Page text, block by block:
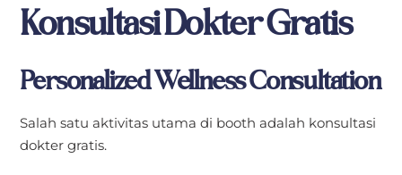
Konsultasi Dokter Gratis
Personalized Wellness Consultation
Salah satu aktivitas utama di booth adalah konsultasi
dokter gratis.